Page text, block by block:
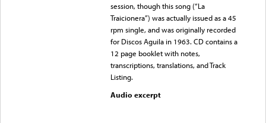
session, though this song (“La
Traicionera”) was actually issued as a 45
rpm single, and was originally recorded
for Discos Aguila in 1963. CD contains a
12 page booklet with notes,
transcriptions, translations, and Track
Listing.
Audio excerpt